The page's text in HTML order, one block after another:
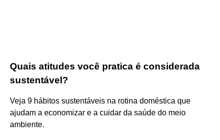
Quais atitudes você pratica é considerada
sustentável?
Veja 9 hábitos sustentáveis na rotina doméstica que
ajudam a economizar e a cuidar da saúde do meio
ambiente.